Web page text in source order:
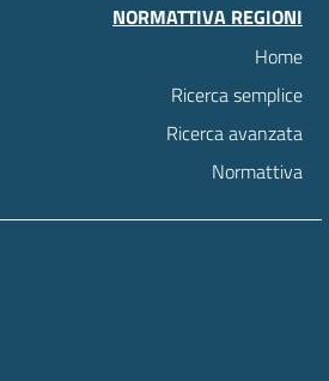
NORMATTIVA REGIONI
Home
Ricerca semplice
Ricerca avanzata
Normattiva